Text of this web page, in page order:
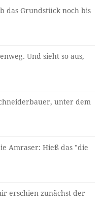
das Grundstück noch bis
Und sieht so aus,
unter dem
Amraser: Hieß das "die
erschien zunächst der